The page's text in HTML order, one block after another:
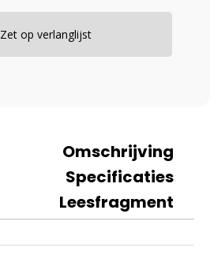
Zet op verlanglijst
Omschrijving
Specificaties
Leesfragment